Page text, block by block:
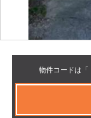
物件コードは「